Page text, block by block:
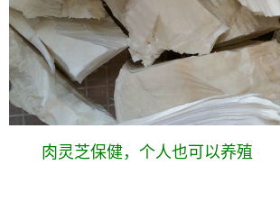
肉灵芝保健， 个人也可以养殖